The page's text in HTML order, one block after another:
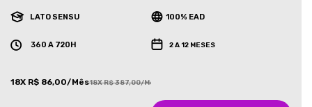
LATO SENSU 100% EAD
360 A 720H 2 A 12 MESES
18X R$ 86,00/Mês18X R$ 387,00/Mês